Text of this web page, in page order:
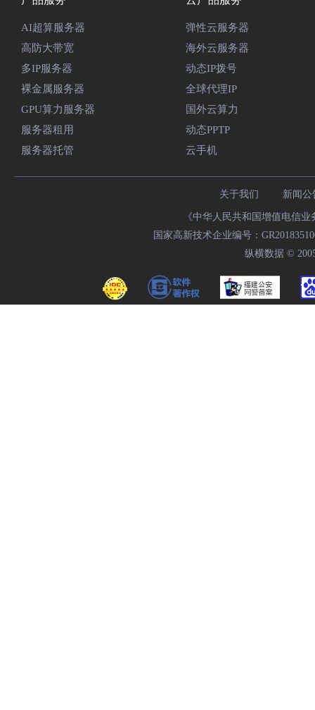
AI超算服务器
高防大带宽
多IP服务器
裸金属服务器
GPU算力服务器
服务器租用
服务器托管
弹性云服务器
海外云服务器
动态IP拨号
全球代理IP
国外云算力
动态PPTP
云手机
关于我们 新闻公
《中华人民共和国增值电信
国家高新技术企业编号：
纵横数据 ©